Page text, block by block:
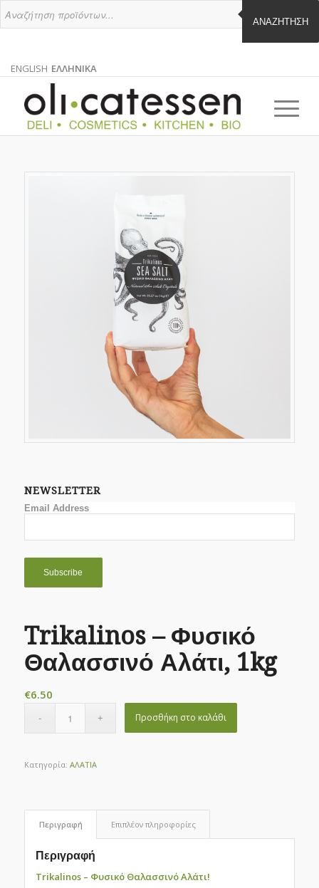
ΑΝΑΖΉΤΗΣΗ
ENGLISH
ΑΓΓΛΙΚΑ
ΕΛΛΗΝΙΚΑ
ΕΛΛΗΝΙΚΑ
EL
NEWSLETTER
Email Address
Trikalinos – Φυσικό
Θαλασσινό Αλάτι, 1kg
€6.50
Προσθήκη στο καλάθι
Κατηγορία: ΑΛΑΤΙΑ
Περιγραφή Επιπλέον πληροφορίες
Περιγραφή
Trikalinos – Φυσικό Θαλασσινό Αλάτι!